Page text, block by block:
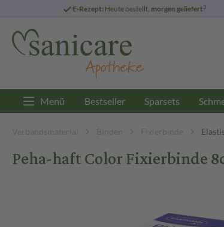
E-Rezept: Heute bestellt, morgen geliefert3
Menü Bestseller Sparsets
Verbandsmaterial Binden Fixierbinde
Peha-haft Color Fixierbinde